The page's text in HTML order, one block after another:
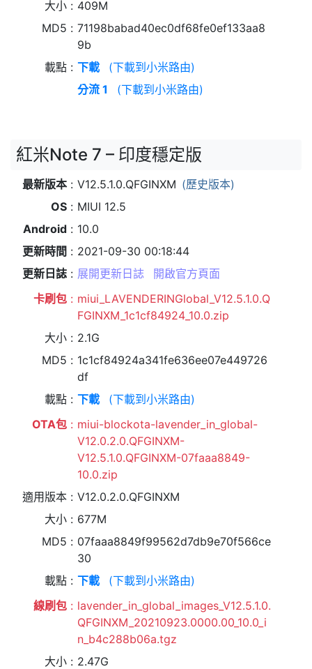
大小
409M
MD5
71198babad40ec0df68fe0ef133aa8
9b
載點
下載
(下載到小米路由)
分流 1
(下載到小米路由)
紅米Note 7 – 印度穩定版
最新版本 V12.5.1.0.QFGINXM (歷史版本)
OS
MIUI 12.5
Android
10.0
更新時間
2021-09-30 00:18:44
更新日誌
展開更新日誌
開啟官方頁面
卡刷包
miui_LAVENDERINGlobal_V12.5.1.0.Q
FGINXM_1c1cf84924_10.0.zip
大小
2.1G
MD5
1c1cf84924a341fe636ee07e449726
df
載點
下載
(下載到小米路由)
OTA包
miui-blockota-lavender_in_global-
V12.0.2.0.QFGINXM-
V12.5.1.0.QFGINXM-07faaa8849-
10.0.zip
適用版本
V12.0.2.0.QFGINXM
大小
677M
MD5
07faaa8849f99562d7db9e70f566ce
30
載點
下載
(下載到小米路由)
線刷包
lavender_in_global_images_V12.5.1.0.
QFGINXM_20210923.0000.00_10.0_i
n_b4c288b06a.tgz
大小
2.47G